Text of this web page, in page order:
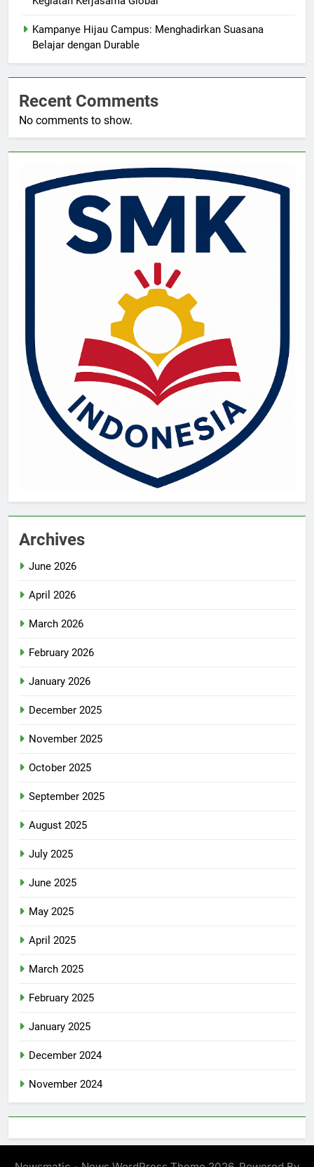
Kampanye Hijau Campus: Menghadirkan Suasana
Belajar dengan Durable
Recent Comments
No comments to show.
Archives
June 2026
April 2026
March 2026
February 2026
January 2026
December 2025
November 2025
October 2025
September 2025
August 2025
July 2025
June 2025
May 2025
April 2025
March 2025
February 2025
January 2025
December 2024
November 2024